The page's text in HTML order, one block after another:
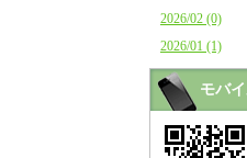
2026/02 (0)
2026/01 (1)
モバ